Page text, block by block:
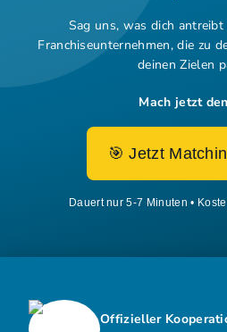
Sag uns, was dich
Franchiseunternehmen, die zu
deinen Zielen
Mach jetzt
🎯 Jetzt
Dauert nur 5-7 Minuten •
Offizieller